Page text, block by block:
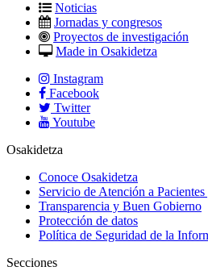
Noticias
Jornadas y congresos
Proyectos de investigación
Made in Osakidetza
Instagram
Facebook
Twitter
Youtube
Osakidetza
Conoce Osakidetza
Servicio de Atención a
Transparencia y Buen Gobierno
Protección de datos
Política de Seguridad de la
Secciones